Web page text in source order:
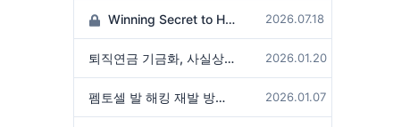
Winning Secret to Hit the Jackpot! 2026.07.18
퇴직연금 기금화, 사실상 국가가 관리하겠다는 것인가? 2026.01.20
펨토셀 발 해킹 재발 방지 위해서는 2026.01.07